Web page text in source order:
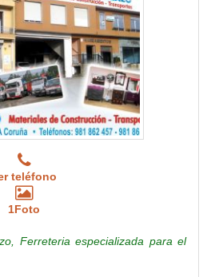
teléfono
1Foto
Ferreteria especializada para el